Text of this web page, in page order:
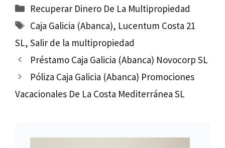
Categorías
Recuperar Dinero De La Multipropiedad
Etiquetas
Caja Galicia (Abanca), Lucentum Costa 21
SL, Salir de la multipropiedad
Préstamo Caja Galicia (Abanca) Novocorp SL
Póliza Caja Galicia (Abanca) Promociones
Vacacionales De La Costa Mediterránea SL